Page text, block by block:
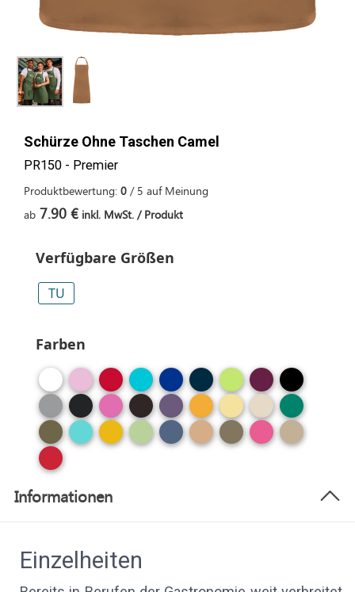
Schürze Ohne Taschen Camel
PR150 - Premier
Produktbewertung: 0 / 5 auf Meinung
ab 7.90 € inkl. MwSt. / Produkt
Verfügbare Größen
TU
Farben
Informationen
Einzelheiten